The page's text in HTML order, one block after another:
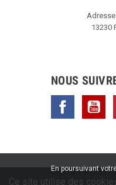
13230
NOUS
Facebook
Copyright © 2020 /
Ce site utilise des
En poursuivant